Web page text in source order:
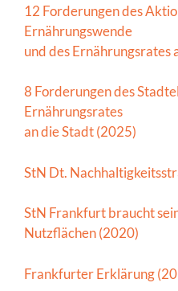
12 Forderungen des
Ernährungswende
und des Ernährungsrates
8 Forderungen des
Ernährungsrates
an die Stadt (2025)
StN Dt.
StN Frankfurt braucht
Nutzflächen (2020)
Frankfurter Erklärung